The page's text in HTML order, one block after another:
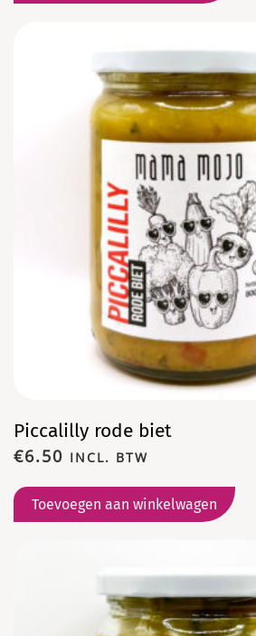
Piccalilly rode biet
€6.50 INCL. BTW
Toevoegen aan winkelwagen